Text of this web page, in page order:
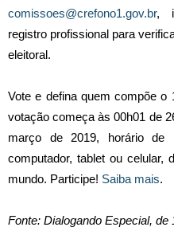
comissoes@crefono1.gov.br,
registro profissional para
eleitoral.
Vote e defina quem compõe o
votação começa às 00h01 de
março de 2019, horário de
computador, tablet ou celular,
mundo. Participe! Saiba mais.
Fonte: Dialogando Especial, de